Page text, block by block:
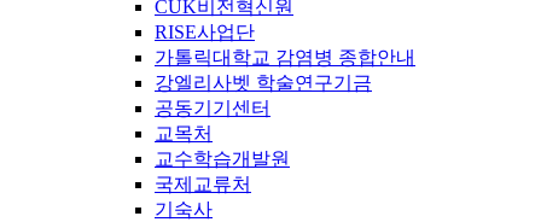
CUK비전혁신원
RISE사업단
가톨릭대학교 감염병 종합안내
강엘리사벳 학술연구기금
공동기기센터
교목처
교수학습개발원
국제교류처
기숙사